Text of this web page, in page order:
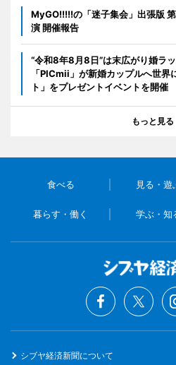
MyGO!!!!!の「迷子集会」出張版
演 開催報告
“令和8年8月8日”は末広がり婚ラ
「PICmii」が新婚カップルへ世界
ト」をプレゼントイベントを開催
もっと見る
食べる 見る・遊
暮らす・働く 学ぶ・知
シブヤ経済新聞について